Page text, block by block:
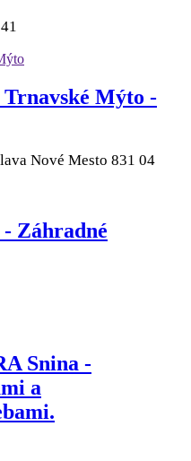
Mýto -
Nové Mesto 831 04
Záhradné
Snina -
a